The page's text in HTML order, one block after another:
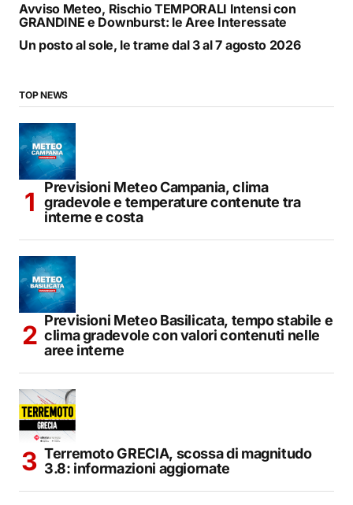
Avviso Meteo, Rischio TEMPORALI Intensi con
GRANDINE e Downburst: le Aree Interessate
Un posto al sole, le trame dal 3 al 7 agosto 2026
TOP NEWS
Previsioni Meteo Campania, clima
gradevole e temperature contenute tra
interne e costa
Previsioni Meteo Basilicata, tempo stabile e
clima gradevole con valori contenuti nelle
aree interne
Terremoto GRECIA, scossa di magnitudo
3.8: informazioni aggiornate